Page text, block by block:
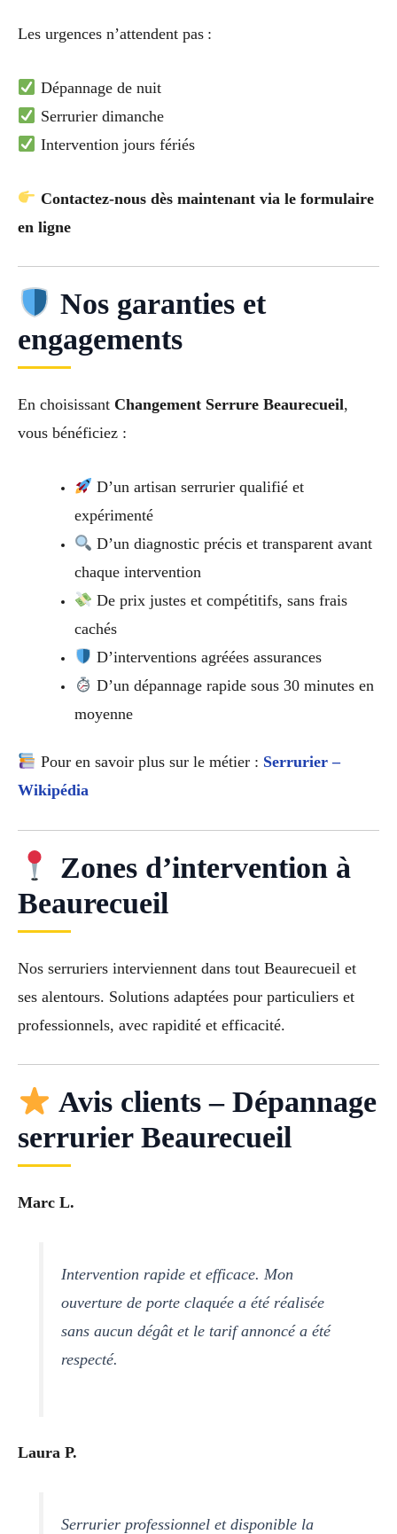
Les urgences n’attendent pas :
Dépannage de nuit
Serrurier dimanche
Intervention jours fériés
Contactez-nous dès maintenant via le formulaire
en ligne
Nos garanties et
engagements
En choisissant Changement Serrure Beaurecueil,
vous bénéficiez :
D’un artisan serrurier qualifié et
expérimenté
D’un diagnostic précis et transparent avant
chaque intervention
De prix justes et compétitifs, sans frais
cachés
D’interventions agréées assurances
D’un dépannage rapide sous 30 minutes en
moyenne
Pour en savoir plus sur le métier : Serrurier –
Wikipédia
Zones d’intervention à
Beaurecueil
Nos serruriers interviennent dans tout Beaurecueil et
ses alentours. Solutions adaptées pour particuliers et
professionnels, avec rapidité et efficacité.
Avis clients – Dépannage
serrurier Beaurecueil
Marc L.
Intervention rapide et efficace. Mon
ouverture de porte claquée a été réalisée
sans aucun dégât et le tarif annoncé a été
respecté.
Laura P.
Serrurier professionnel et disponible la